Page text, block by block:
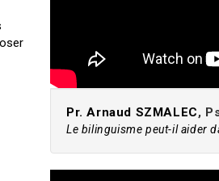
Pr. Arnaud SZMALEC,
Le bilinguisme peut-il aider